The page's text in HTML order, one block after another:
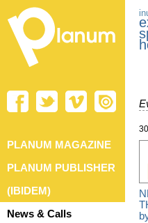
PLANUM MAGAZINE
PLANUM PUBLISHER
(IBIDEM)
News & Calls